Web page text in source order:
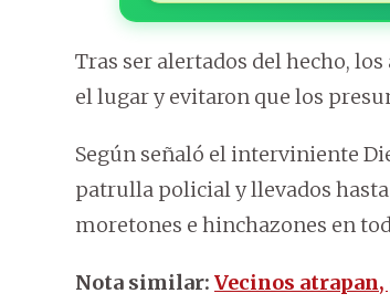
Tras ser alertados del hecho,
el lugar y evitaron que los
Según señaló el interviniente
patrulla policial y llevados
moretones e hinchazones en
Nota similar: Vecinos